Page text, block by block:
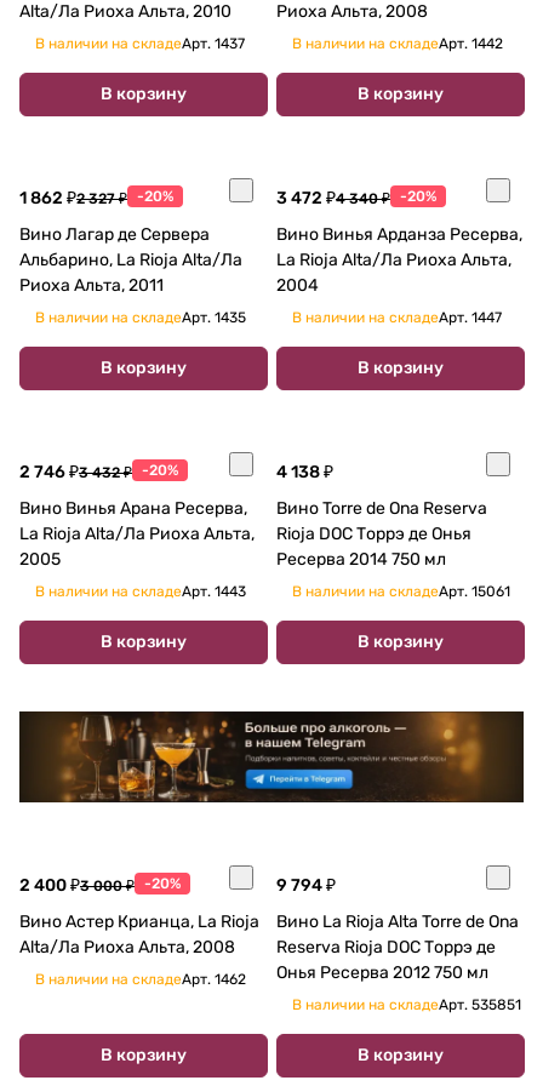
Alta/Ла Риоха Альта, 2010
В наличии на складеАрт. 1437
В корзину
Риоха Альта, 2008
В наличии на складеАрт. 1442
В корзину
1 862 ₽2 327 ₽ -20%
Вино Лагар де Сервера
Альбарино, La Rioja Alta/Ла
Риоха Альта, 2011
В наличии на складеАрт. 1435
В корзину
3 472 ₽4 340 ₽ -20%
Вино Винья Арданза Ресерва,
La Rioja Alta/Ла Риоха Альта,
2004
В наличии на складеАрт. 1447
В корзину
2 746 ₽3 432 ₽ -20%
Вино Винья Арана Ресерва,
La Rioja Alta/Ла Риоха Альта,
2005
В наличии на складеАрт. 1443
В корзину
4 138 ₽
Вино Torre de Ona Reserva
Rioja DOC Торрэ де Онья
Ресерва 2014 750 мл
В наличии на складеАрт. 15061
В корзину
2 400 ₽3 000 ₽ -20%
Вино Астер Крианца, La Rioja
Alta/Ла Риоха Альта, 2008
В наличии на складеАрт. 1462
В корзину
9 794 ₽
Вино La Rioja Alta Torre de Ona
Reserva Rioja DOC Торрэ де
Онья Ресерва 2012 750 мл
В наличии на складеАрт. 535851
В корзину